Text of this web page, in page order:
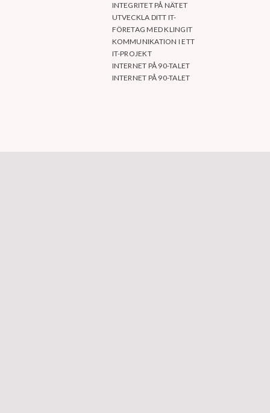
INTEGRITET PÅ NÄTET
UTVECKLA DITT IT-
FÖRETAG MED KLINGIT
KOMMUNIKATION I ETT
IT-PROJEKT
INTERNET PÅ 90-TALET
INTERNET PÅ 90-TALET